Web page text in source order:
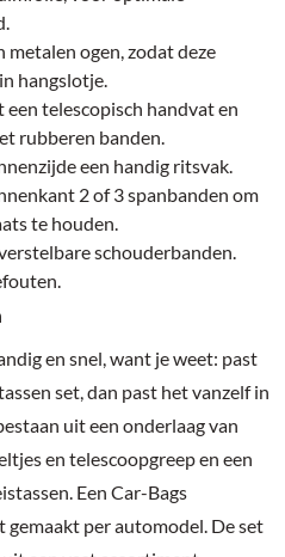
ogen, zodat deze
hangslotje.
telescopisch handvat en
rubberen banden.
een handig ritsvak.
2 of 3 spanbanden om
te houden.
schouderbanden.
en snel, want je weet: past
set, dan past het vanzelf in
uit een onderlaag van
en telescoopgreep en een
Een Car-Bags
gemaakt per automodel. De set